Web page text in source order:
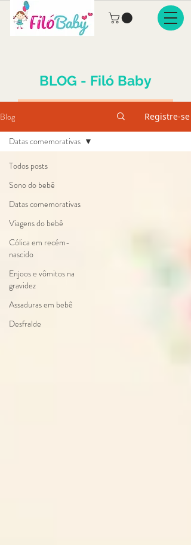
BLOG - Filó Baby
Blog Registre-se
Todos posts
Sono do bebê
Datas comemorativas
Viagens do bebê
Cólica em recém-
nascido
Enjoos e vômitos na
gravidez
Assaduras em bebê
Desfralde
Datas comemorativas